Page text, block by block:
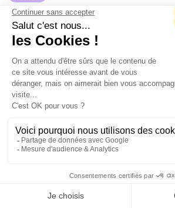
CONTENU
Une ou plusieurs nuits dans
Hôtel à proximité des bars,
de nuits
Lits double et lit single
Taxes de séjour à payer sur
Mon EVG à Madrid